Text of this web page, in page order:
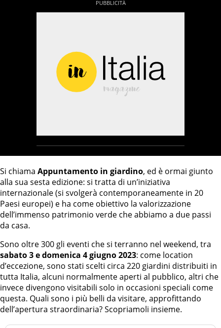
Si chiama Appuntamento in giardino, ed è ormai giunto
alla sua sesta edizione: si tratta di un’iniziativa
internazionale (si svolgerà contemporaneamente in 20
Paesi europei) e ha come obiettivo la valorizzazione
dell’immenso patrimonio verde che abbiamo a due passi
da casa.
Sono oltre 300 gli eventi che si terranno nel weekend, tra
sabato 3 e domenica 4 giugno 2023: come location
d’eccezione, sono stati scelti circa 220 giardini distribuiti in
tutta Italia, alcuni normalmente aperti al pubblico, altri che
invece divengono visitabili solo in occasioni speciali come
questa. Quali sono i più belli da visitare, approfittando
dell’apertura straordinaria? Scopriamoli insieme.